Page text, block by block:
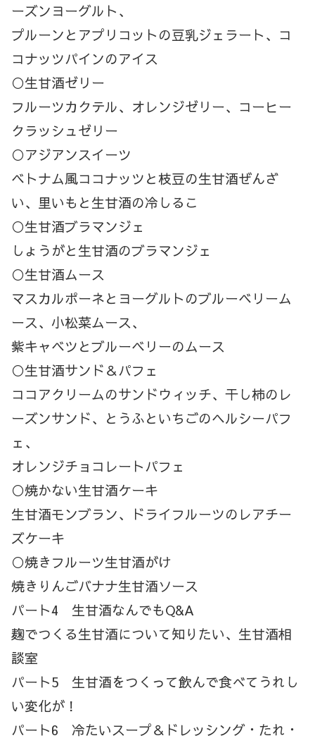
ーズンヨーグルト、
プルーンとアプリコットの豆乳ジェラート、コ
コナッツパインのアイス
○生甘酒ゼリー
フルーツカクテル、オレンジゼリー、コーヒー
クラッシュゼリー
○アジアンスイーツ
ベトナム風ココナッツと枝豆の生甘酒ぜんざ
い、里いもと生甘酒の冷しるこ
○生甘酒ブラマンジェ
しょうがと生甘酒のブラマンジェ
○生甘酒ムース
マスカルポーネとヨーグルトのブルーベリーム
ース、小松菜ムース、
紫キャベツとブルーベリーのムース
○生甘酒サンド＆パフェ
ココアクリームのサンドウィッチ、干し柿のレ
ーズンサンド、とうふといちごのヘルシーパフ
ェ、
オレンジチョコレートパフェ
○焼かない生甘酒ケーキ
生甘酒モンブラン、ドライフルーツのレアチー
ズケーキ
○焼きフルーツ生甘酒がけ
焼きりんごバナナ生甘酒ソース
パート4 生甘酒なんでもQ&A
麹でつくる生甘酒について知りたい、生甘酒相
談室
パート5 生甘酒をつくって飲んで食べてうれし
い変化が！
パート6 冷たいスープ＆ドレッシング・たれ・